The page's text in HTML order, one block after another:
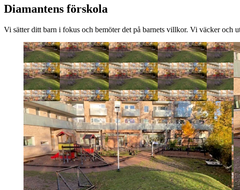
Diamantens förskola
Vi sätter ditt barn i fokus och bemöter det på barnets villkor. Vi väcker och